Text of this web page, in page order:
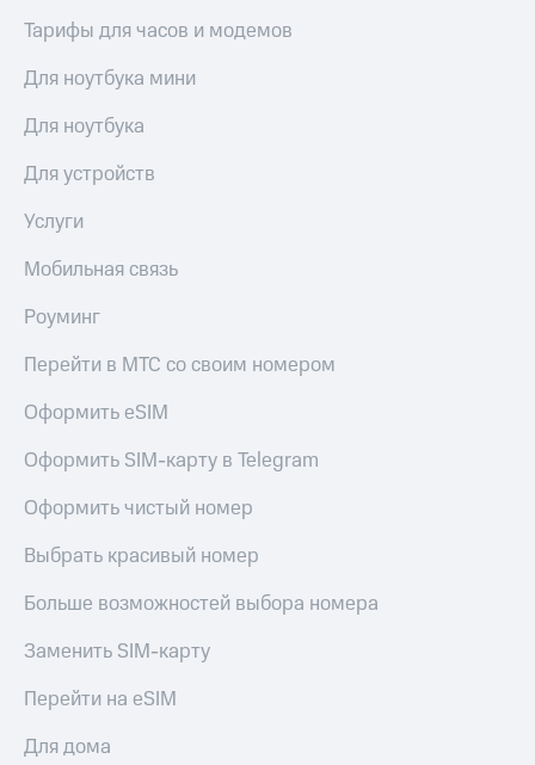
Тарифы для часов и модемов
Для ноутбука мини
Для ноутбука
Для устройств
Услуги
Мобильная связь
Роуминг
Перейти в МТС со своим номером
Оформить eSIM
Оформить SIM-карту в Telegram
Оформить чистый номер
Выбрать красивый номер
Больше возможностей выбора номера
Заменить SIM-карту
Перейти на eSIM
Для дома